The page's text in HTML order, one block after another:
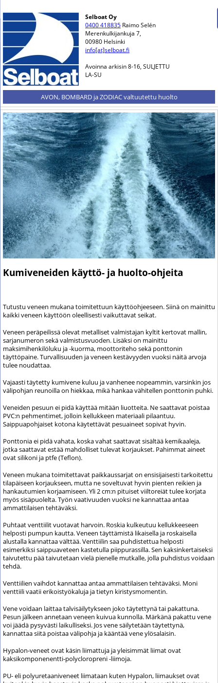
Selboat Oy
0400 418835 Raimo Selén
Merenkulkijankuja 7,
00980 Helsinki
info[at]selboat.fi
Avoinna arkisin 8-16, SULJETTU
LA-SU
AVON, BOMBARD ja ZODIAC valtuutettu huolto
Kumiveneiden käyttö- ja huolto-ohjeita
Tutustu veneen mukana toimitettuun käyttöohjeeseen. Siinä on mainittu
kaikki veneen käyttöön oleellisesti vaikuttavat seikat.
Veneen peräpeilissä olevat metalliset valmistajan kyltit kertovat mallin,
sarjanumeron sekä valmistusvuoden. Lisäksi on mainittu
maksimihenkilöluku ja -kuorma, moottoriteho sekä ponttonin
täyttöpaine. Turvallisuuden ja veneen kestävyyden vuoksi näitä arvoja
tulee noudattaa.
Vajaasti täytetty kumivene kuluu ja vanhenee nopeammin, varsinkin jos
välipohjan reunoilla on hiekkaa, mikä hankaa vähitellen ponttonin puhki.
Veneiden pesuun ei pidä käyttää mitään liuotteita. Ne saattavat poistaa
PVC:n pehmentimet, jolloin kellukkeen materiaali pilaantuu.
Saippuapohjaiset kotona käytettävät pesuaineet sopivat hyvin.
Ponttonia ei pidä vahata, koska vahat saattavat sisältää kemikaaleja,
jotka saattavat estää mahdolliset tulevat korjaukset. Pahimmat aineet
ovat silikoni ja ptfe (Teflon).
Veneen mukana toimitettavat paikkaussarjat on ensisijaisesti tarkoitettu
tilapäiseen korjaukseen, mutta ne soveltuvat hyvin pienten reikien ja
hankautumien korjaamiseen. Yli 2 cm:n pituiset viiltoreiät tulee korjata
myös sisäpuolelta. Työn vaativuuden vuoksi ne kannattaa antaa
ammattilaisen tehtäväksi.
Puhtaat venttiilit vuotavat harvoin. Roskia kulkeutuu kellukkeeseen
helposti pumpun kautta. Veneen täyttämistä likaisella ja roskaisella
alustalla kannattaa välttää. Venttiilin saa puhdistettua helposti
esimerkiksi saippuaveteen kastetulla piippurassilla. Sen kaksinkertaiseksi
taivutettu pää taivutetaan vielä pienelle mutkalle, jolla puhdistus voidaan
tehdä.
Venttiilien vaihdot kannattaa antaa ammattilaisen tehtäväksi. Moni
venttiili vaatii erikoistyökaluja ja tietyn kiristysmomentin.
Vene voidaan laittaa talvisäilytykseen joko täytettynä tai pakattuna.
Pesun jälkeen annetaan veneen kuivua kunnolla. Märkänä pakattu vene
voi jäädä pysyvästi laikulliseksi. Jos vene säilytetään täytettynä,
kannattaa siitä poistaa välipohja ja kääntää vene ylösalaisin.
Hypalon-veneet ovat käsin liimattuja ja yleisimmät liimat ovat
kaksikomponenentti-polycloropreni -liimoja.
PU- eli polyuretaaniveneet liimataan kuten Hypalon, liimaukset ovat